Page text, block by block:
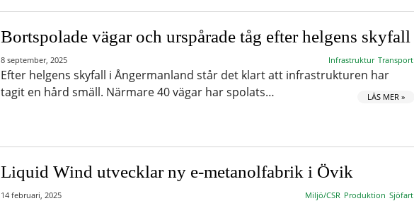
Bortspolade vägar och urspårade tåg efter helgens skyfall
8 september, 2025 Infrastruktur Transport
Efter helgens skyfall i Ångermanland står det klart att infrastrukturen har
tagit en hård smäll. Närmare 40 vägar har spolats…
LÄS MER »
Liquid Wind utvecklar ny e-metanolfabrik i Övik
14 februari, 2025 Miljö/CSR Produktion Sjöfart